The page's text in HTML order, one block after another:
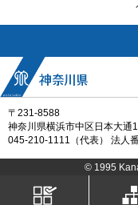
〒231-8588
神奈川県横浜市中区日本大通1
045-210-1111（代表） 法人
© 1995